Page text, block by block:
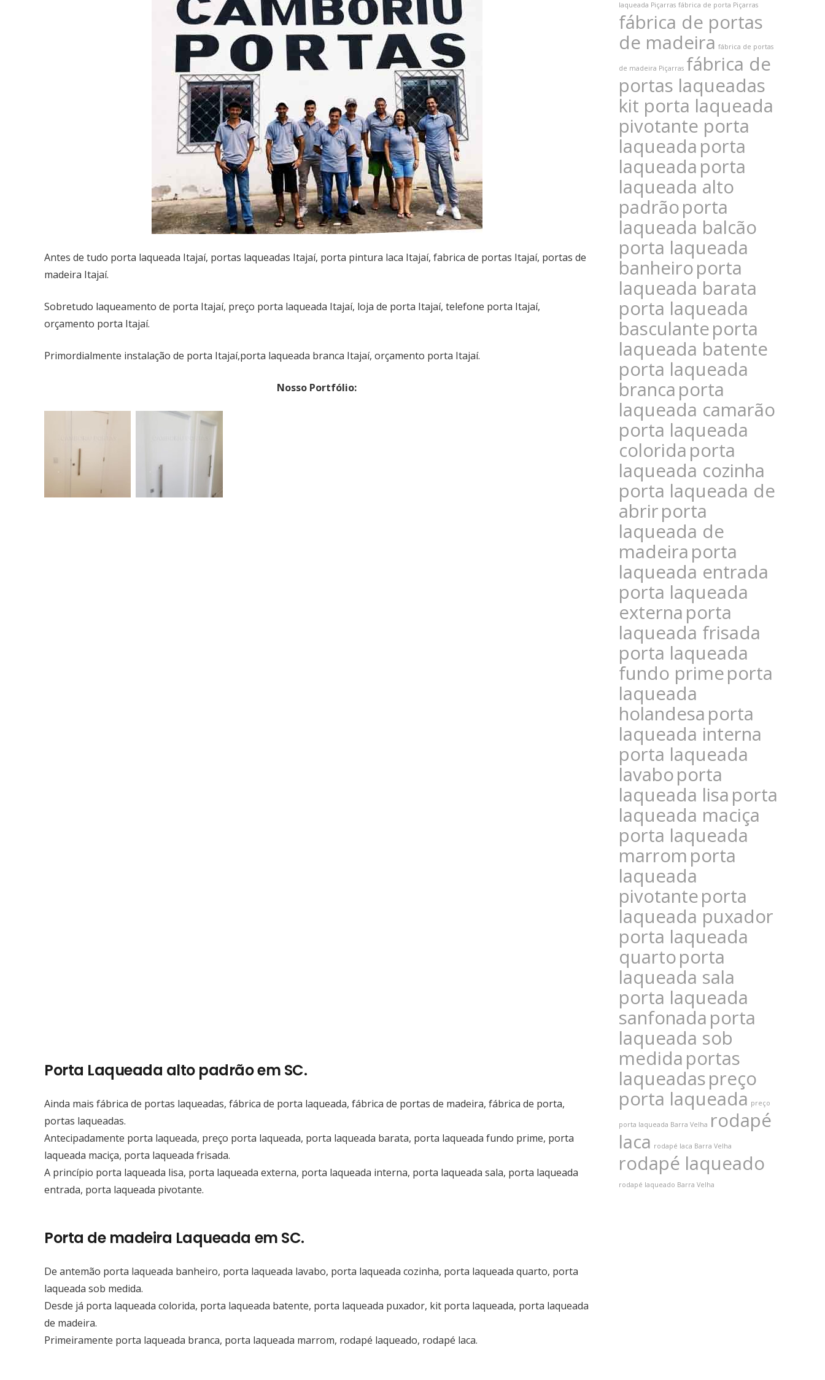
Antes de tudo porta laqueada Itajaí, portas laqueadas Itajaí, porta pintura laca Itajaí, fabrica de portas Itajaí, portas de
madeira Itajaí.
Sobretudo laqueamento de porta Itajaí, preço porta laqueada Itajaí, loja de porta Itajaí, telefone porta Itajaí,
orçamento porta Itajaí.
Primordialmente instalação de porta Itajaí,porta laqueada branca Itajaí, orçamento porta Itajaí.
Nosso Portfólio:
Porta Laqueada alto padrão em SC.
Ainda mais fábrica de portas laqueadas, fábrica de porta laqueada, fábrica de portas de madeira, fábrica de porta,
portas laqueadas.
Antecipadamente porta laqueada, preço porta laqueada, porta laqueada barata, porta laqueada fundo prime, porta
laqueada maciça, porta laqueada frisada.
A princípio porta laqueada lisa, porta laqueada externa, porta laqueada interna, porta laqueada sala, porta laqueada
entrada, porta laqueada pivotante.
Porta de madeira Laqueada em SC.
De antemão porta laqueada banheiro, porta laqueada lavabo, porta laqueada cozinha, porta laqueada quarto, porta
laqueada sob medida.
Desde já porta laqueada colorida, porta laqueada batente, porta laqueada puxador, kit porta laqueada, porta laqueada
de madeira.
Primeiramente porta laqueada branca, porta laqueada marrom, rodapé laqueado, rodapé laca.
laqueada Piçarras fábrica de porta Piçarras
fábrica de portas
de madeira fábrica de portas
de madeira Piçarras fábrica de
portas laqueadas
kit porta laqueada
pivotante porta
laqueada porta
laqueada porta
laqueada alto
padrãoporta
laqueada balcão
porta laqueada
banheiroporta
laqueada barata
porta laqueada
basculanteporta
laqueada batente
porta laqueada
branca porta
laqueada camarão
porta laqueada
colorida porta
laqueada cozinha
porta laqueada de
abrirporta
laqueada de
madeira porta
laqueada entrada
porta laqueada
externa porta
laqueada frisada
porta laqueada
fundo primeporta
laqueada
holandesa porta
laqueada interna
porta laqueada
lavaboporta
laqueada lisa porta
laqueada maciça
porta laqueada
marrom porta
laqueada
pivotanteporta
laqueada puxador
porta laqueada
quartoporta
laqueada sala
porta laqueada
sanfonada porta
laqueada sob
medida portas
laqueadaspreço
porta laqueada preço
porta laqueada Barra Velha rodapé
laca rodapé laca Barra Velha
rodapé laqueado
rodapé laqueado Barra Velha